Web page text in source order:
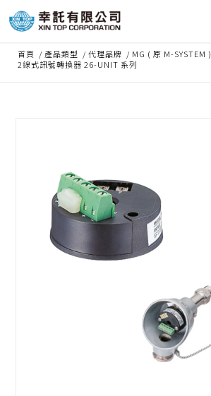
首頁 / 產品類型 / 代理品牌 / MG ( 原 M-SYSTEM )
2線式訊號轉換器 26-UNIT 系列